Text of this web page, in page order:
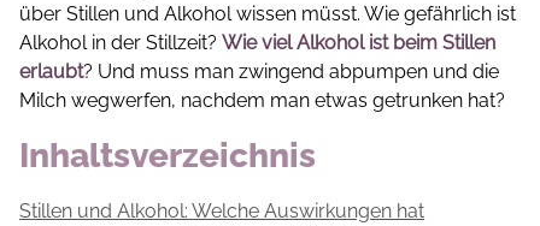
über Stillen und Alkohol wissen müsst. Wie gefährlich ist
Alkohol in der Stillzeit? Wie viel Alkohol ist beim Stillen
erlaubt? Und muss man zwingend abpumpen und die
Milch wegwerfen, nachdem man etwas getrunken hat?
Inhaltsverzeichnis
Stillen und Alkohol: Welche Auswirkungen hat